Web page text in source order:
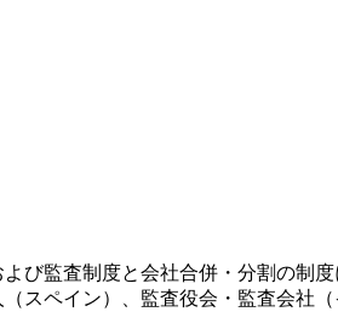
び監査制度と会社合併・分割の制
スペイン）、監査役会・監査会社（